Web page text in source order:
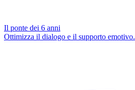
Il ponte dei 6 anni
Ottimizza il dialogo e il supporto emotivo.